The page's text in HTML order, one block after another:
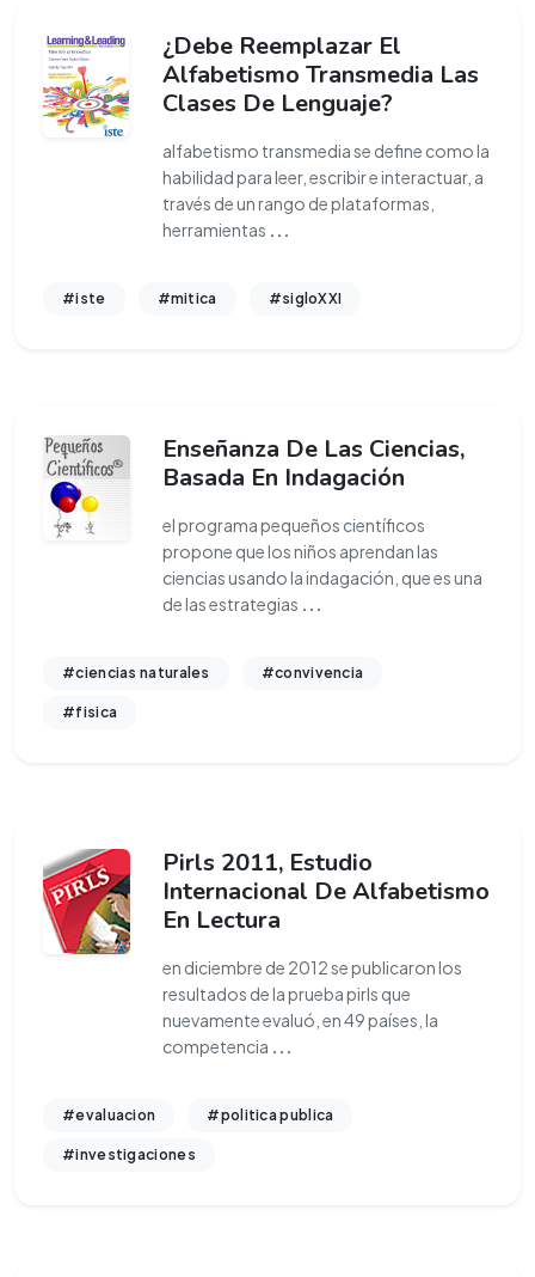
¿Debe Reemplazar El
Alfabetismo Transmedia Las
Clases De Lenguaje?
alfabetismo transmedia se define como la
habilidad para leer, escribir e interactuar, a
través de un rango de plataformas,
herramientas ...
#iste #mitica #sigloXXI
Enseñanza De Las Ciencias,
Basada En Indagación
el programa pequeños científicos
propone que los niños aprendan las
ciencias usando la indagación, que es una
de las estrategias ...
#ciencias naturales #convivencia
#fisica
Pirls 2011, Estudio
Internacional De Alfabetismo
En Lectura
en diciembre de 2012 se publicaron los
resultados de la prueba pirls que
nuevamente evaluó, en 49 países, la
competencia ...
#evaluacion #politica publica
#investigaciones